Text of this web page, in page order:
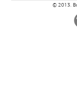
© 2013.